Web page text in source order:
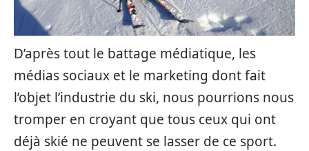
D’après tout le battage médiatique, les
médias sociaux et le marketing dont fait
l’objet l’industrie du ski, nous pourrions nous
tromper en croyant que tous ceux qui ont
déjà skié ne peuvent se lasser de ce sport.